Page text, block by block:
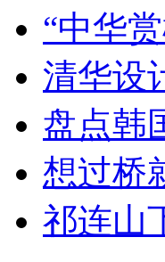
“中华
清华设
盘点韩
想过桥
祁连山